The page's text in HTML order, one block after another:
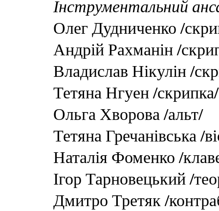
Інструментальний
Олег Дудниченко /
Андрій Рахманін /
Владислав Нікулін /
Тетяна Нгуен /скрипка/
Ольга Хворова /альт/
Тетяна Гречанівська /
Наталія Фоменко /
Ігор Тарновецький /
Дмитро Третяк /